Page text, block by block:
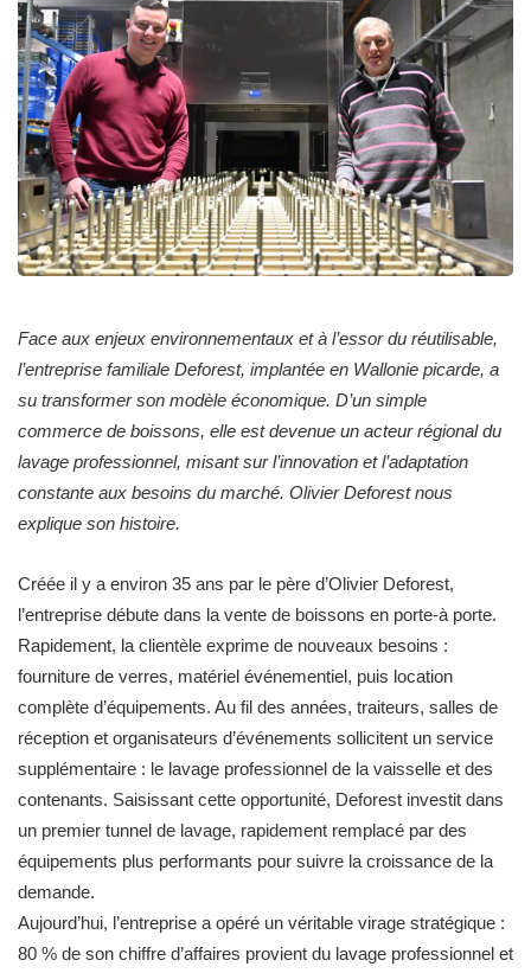
Face aux enjeux environnementaux et à l’essor du réutilisable,
l’entreprise familiale Deforest, implantée en Wallonie picarde, a
su transformer son modèle économique. D’un simple
commerce de boissons, elle est devenue un acteur régional du
lavage professionnel, misant sur l’innovation et l’adaptation
constante aux besoins du marché. Olivier Deforest nous
explique son histoire.
Créée il y a environ 35 ans par le père d’Olivier Deforest,
l’entreprise débute dans la vente de boissons en porte-à porte.
Rapidement, la clientèle exprime de nouveaux besoins :
fourniture de verres, matériel événementiel, puis location
complète d’équipements. Au fil des années, traiteurs, salles de
réception et organisateurs d’événements sollicitent un service
supplémentaire : le lavage professionnel de la vaisselle et des
contenants. Saisissant cette opportunité, Deforest investit dans
un premier tunnel de lavage, rapidement remplacé par des
équipements plus performants pour suivre la croissance de la
demande.
Aujourd’hui, l’entreprise a opéré un véritable virage stratégique :
80 % de son chiffre d’affaires provient du lavage professionnel et